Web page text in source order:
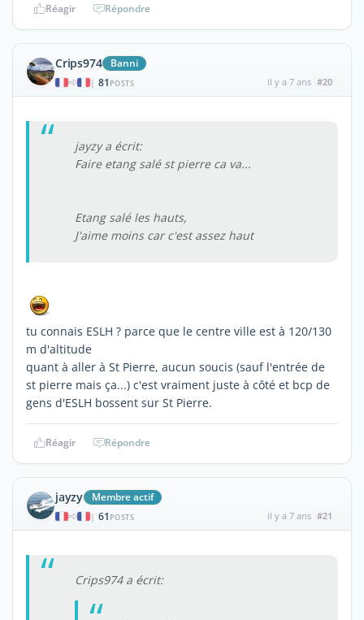
Réagir Répondre
Crips974 Banni
| 81 POSTS il y a 7 ans #20
jayzy a écrit:
Faire etang salé st pierre ca va...
Etang salé les hauts,
J'aime moins car c'est assez haut
tu connais ESLH ? parce que le centre ville est à 120/130
m d'altitude
quant à aller à St Pierre, aucun soucis (sauf l'entrée de
st pierre mais ça...) c'est vraiment juste à côté et bcp de
gens d'ESLH bossent sur St Pierre.
Réagir Répondre
jayzy Membre actif
| 61 POSTS il y a 7 ans #21
Crips974 a écrit: